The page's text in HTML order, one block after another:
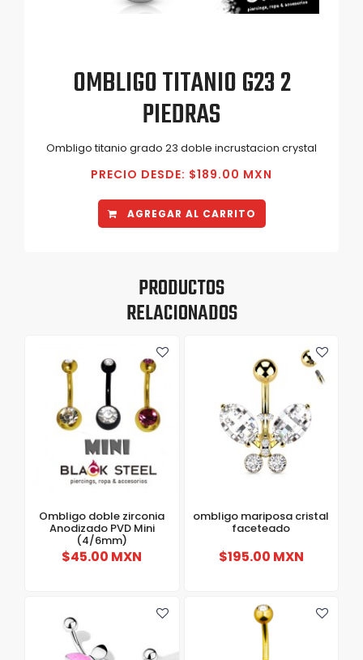
OMBLIGO TITANIO G23 2
PIEDRAS
Ombligo titanio grado 23 doble incrustacion crystal
PRECIO DESDE: $189.00 MXN
AGREGAR AL CARRITO
PRODUCTOS
RELACIONADOS
Ombligo doble zirconia
Anodizado PVD Mini
(4/6mm)
$45.00 MXN
ombligo mariposa cristal
faceteado
$195.00 MXN